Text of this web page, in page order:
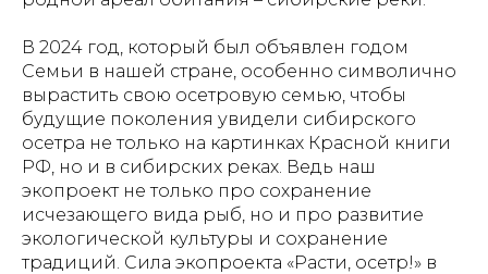
В 2024 год, который был объявлен годом
Семьи в нашей стране, особенно символично
вырастить свою осетровую семью, чтобы
будущие поколения увидели сибирского
осетра не только на картинках Красной книги
РФ, но и в сибирских реках. Ведь наш
экопроект не только про сохранение
исчезающего вида рыб, но и про развитие
экологической культуры и сохранение
традиций. Сила экопроекта «Расти, осетр!» в